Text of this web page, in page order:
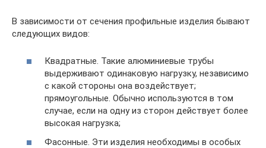
В зависимости от сечения профильные изделия бывают
следующих видов:
Квадратные. Такие алюминиевые трубы
выдерживают одинаковую нагрузку, независимо
с какой стороны она воздействует;
прямоугольные. Обычно используются в том
случае, если на одну из сторон действует более
высокая нагрузка;
Фасонные. Эти изделия необходимы в особых